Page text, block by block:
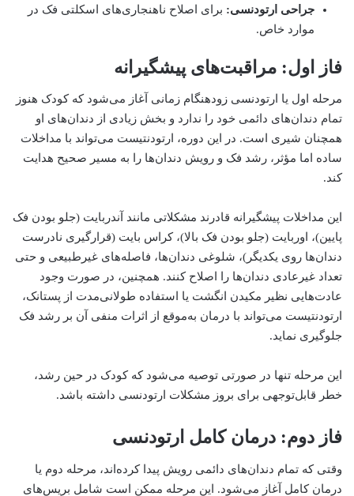
جراحی ارتودنسی: برای اصلاح ناهنجاری‌های اسکلتی فک در
موارد خاص.
فاز اول: مراقبت‌های پیشگیرانه
مرحله اول یا ارتودنسی زودهنگام زمانی آغاز می‌شود که کودک هنوز
تمام دندان‌های دائمی خود را ندارد و بخش زیادی از دندان‌های او
همچنان شیری است. در این دوره، ارتودنتیست می‌تواند با مداخلات
ساده اما مؤثر، رشد فک و رویش دندان‌ها را به مسیر صحیح هدایت
کند.
این مداخلات پیشگیرانه قادرند مشکلاتی مانند آندربایت (جلو بودن فک
پایین)، اوربایت (جلو بودن فک بالا)، کراس بایت (قرارگیری نادرست
دندان‌ها روی یکدیگر)، شلوغی دندان‌ها، فاصله‌های غیرطبیعی و حتی
تعداد غیرعادی دندان‌ها را اصلاح کنند. همچنین، در صورت وجود
عادت‌هایی نظیر مکیدن انگشت یا استفاده طولانی‌مدت از پستانک،
ارتودنتیست می‌تواند با درمان به‌موقع از اثرات منفی آن بر رشد فک
جلوگیری نماید.
این مرحله تنها در صورتی توصیه می‌شود که کودک در حین رشد،
خطر قابل‌توجهی برای بروز مشکلات ارتودنسی داشته باشد.
فاز دوم: درمان کامل ارتودنسی
وقتی که تمام دندان‌های دائمی رویش پیدا کرده‌اند، مرحله دوم یا
درمان کامل آغاز می‌شود. این مرحله ممکن است شامل بریس‌های